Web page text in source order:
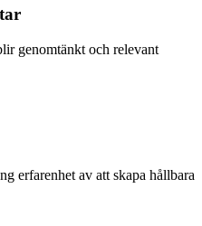
genomtänkt och relevant
erfarenhet av att skapa hållbara